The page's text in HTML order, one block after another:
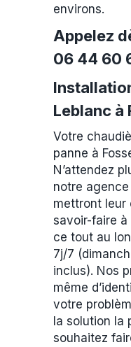
environs.
Appelez
06 44 60
Leblanc à
Votre
panne à
N’attendez
notre
mettront leur
savoir-faire
ce tout au
7j/7
inclus). Nos
même
votre
la solution la
souhaitez